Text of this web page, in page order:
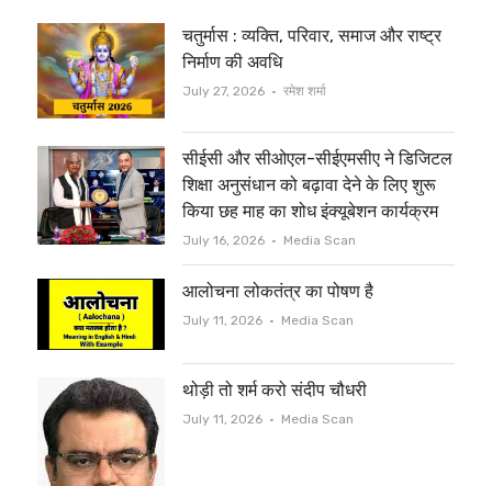
t
t
e
r
e
b
o
o
k
चतुर्मास : व्यक्ति, परिवार, समाज और राष्ट्र
निर्माण की अवधि
July 27, 2026 Author
रमेश शर्मा
सीईसी और सीओएल-सीईएमसीए ने डिजिटल
शिक्षा अनुसंधान को बढ़ावा देने के लिए शुरू
किया छह माह का शोध इंक्यूबेशन कार्यक्रम
July 16, 2026 Author
Media Scan
आलोचना लोकतंत्र का पोषण है
July 11, 2026 Author
Media Scan
थोड़ी तो शर्म करो संदीप चौधरी
July 11, 2026 Author
Media Scan